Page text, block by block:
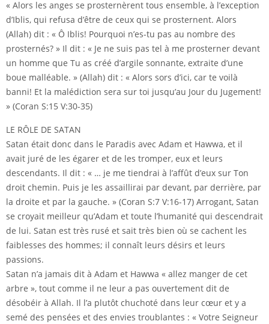
« Alors les anges se prosternèrent tous ensemble, à l’exception
d’Iblis, qui refusa d’être de ceux qui se prosternent. Alors
(Allah) dit : « Ô Iblis! Pourquoi n’es-tu pas au nombre des
prosternés? » Il dit : « Je ne suis pas tel à me prosterner devant
un homme que Tu as créé d’argile sonnante, extraite d’une
boue malléable. » (Allah) dit : « Alors sors d’ici, car te voilà
banni! Et la malédiction sera sur toi jusqu’au Jour du Jugement!
» (Coran S:15 V:30-35)
LE RÔLE DE SATAN
Satan était donc dans le Paradis avec Adam et Hawwa, et il
avait juré de les égarer et de les tromper, eux et leurs
descendants. Il dit : « … je me tiendrai à l’affût d’eux sur Ton
droit chemin. Puis je les assaillirai par devant, par derrière, par
la droite et par la gauche. » (Coran S:7 V:16-17) Arrogant, Satan
se croyait meilleur qu’Adam et toute l’humanité qui descendrait
de lui. Satan est très rusé et sait très bien où se cachent les
faiblesses des hommes; il connaît leurs désirs et leurs
passions.
Satan n’a jamais dit à Adam et Hawwa « allez manger de cet
arbre », tout comme il ne leur a pas ouvertement dit de
désobéir à Allah. Il l’a plutôt chuchoté dans leur cœur et y a
semé des pensées et des envies troublantes : « Votre Seigneur